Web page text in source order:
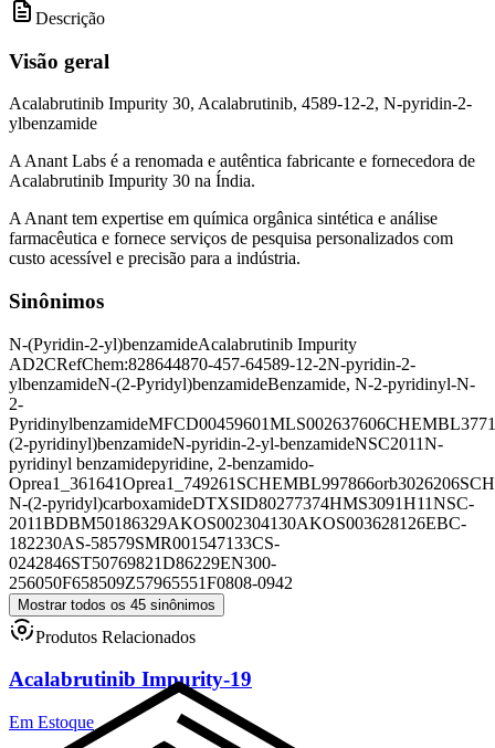
Descrição
Visão geral
Acalabrutinib Impurity 30, Acalabrutinib, 4589-12-2, N-pyridin-2-
ylbenzamide
A Anant Labs é a renomada e autêntica fabricante e fornecedora de
Acalabrutinib Impurity 30 na Índia.
A Anant tem expertise em química orgânica sintética e análise
farmacêutica e fornece serviços de pesquisa personalizados com
custo acessível e precisão para a indústria.
Sinônimos
N-(Pyridin-2-yl)benzamideAcalabrutinib Impurity
AD2CRefChem:828644870-457-64589-12-2N-pyridin-2-
ylbenzamideN-(2-Pyridyl)benzamideBenzamide, N-2-pyridinyl-N-
2-
PyridinylbenzamideMFCD00459601MLS002637606
(2-pyridinyl)benzamideN-pyridin-2-yl-benzamideNSC2011N-
pyridinyl benzamidepyridine, 2-benzamido-
Oprea1_361641Oprea1_749261 SCHEMBL997866orb3026206
N-(2-pyridyl)carboxamideDTXSID80277374HMS3091H11NSC-
2011BDBM50186329AKOS002304130AKOS003628126EBC-
182230AS-58579SMR001547133CS-
0242846ST50769821D86229EN300-
256050F658509Z57965551F0808-0942
Mostrar todos os 45 sinônimos
Produtos Relacionados
Acalabrutinib Impurity-19
Em Estoque